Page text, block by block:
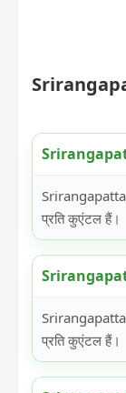
प्रति कुएंटल हैं।
प्रति कुएंटल हैं।